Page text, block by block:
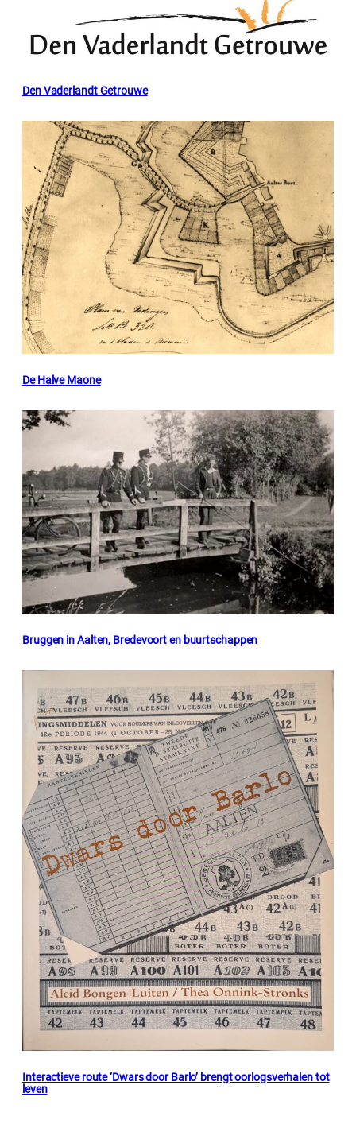
Den Vaderlandt Getrouwe
De Halve Maone
Bruggen in Aalten, Bredevoort en buurtschappen
Interactieve route ‘Dwars door Barlo’ brengt oorlogsverhalen tot
leven